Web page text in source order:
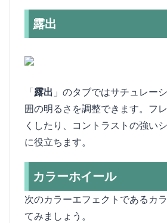
露出
「露出 」のタブではサチュレー
囲の明るさを調整できます。フ
くしたり、コントラストの強い
に役立ちます。
カラーホイール
次のカラーエフェクトであるカ
てみましょう。